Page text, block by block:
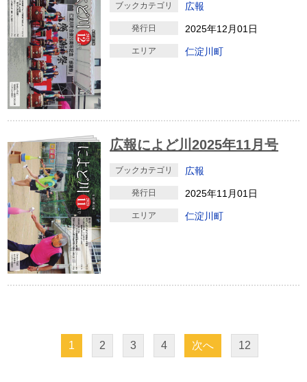
ブックカテゴリ 広報
発行日 2025年12月01日
エリア 仁淀川町
広報によど川2025年11月号
ブックカテゴリ 広報
発行日 2025年11月01日
エリア 仁淀川町
1 2 3 4 次へ 12